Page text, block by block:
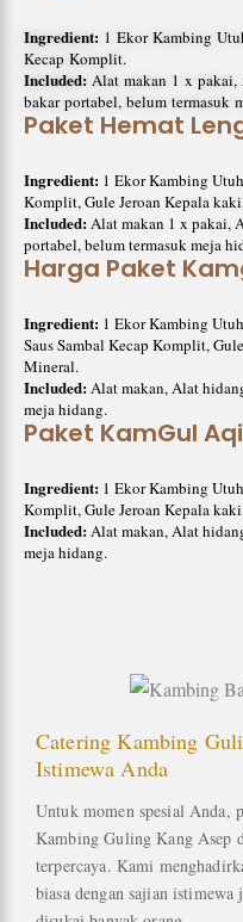
Ingredient: 1 Ekor Kambing
Kecap Komplit.
Included: Alat makan 1 x
bakar portabel, belum termasuk
Paket Hemat
Ingredient: 1 Ekor Kambing
Komplit, Gule Jeroan Kepala
Included:Alat makan 1 x pakai,
portabel, belum termasuk meja
Harga Paket
Ingredient: 1 Ekor Kambing
Saus Sambal Kecap Komplit,
Mineral.
Included:Alat makan, Alat
meja hidang.
Paket KamGul
Ingredient: 1 Ekor Kambing
Komplit, Gule Jeroan Kepala
Included:Alat makan, Alat
meja hidang.
Catering Kambing
Istimewa Anda
Untuk momen spesial Anda,
Kambing Guling Kang Asep
terpercaya. Kami
biasa dengan sajian